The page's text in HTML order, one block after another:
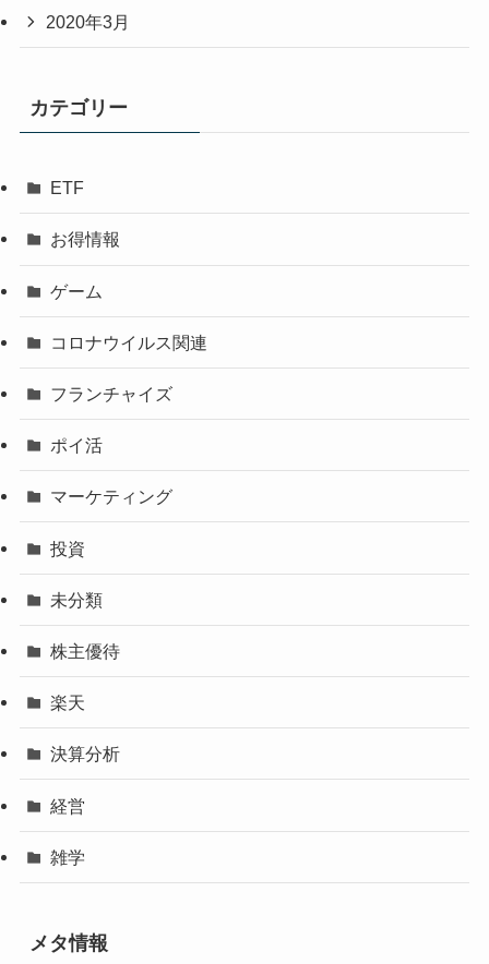
2020年3月
カテゴリー
ETF
お得情報
ゲーム
コロナウイルス関連
フランチャイズ
ポイ活
マーケティング
投資
未分類
株主優待
楽天
決算分析
経営
雑学
メタ情報